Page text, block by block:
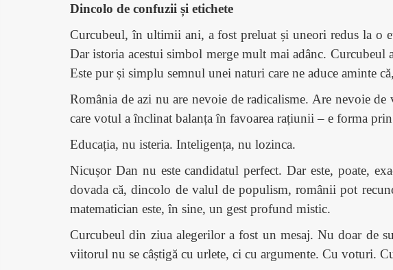
Dincolo de confuzii și etichete
Curcubeul, în ultimii ani, a fost preluat și uneori redus la o
Dar istoria acestui simbol merge mult mai adânc.
Este pur și simplu semnul unei naturi care ne aduce aminte
România de azi nu are nevoie de radicalisme. Are nevoie
care votul a înclinat balanța în favoarea rațiunii – e forma
Educația, nu isteria. Inteligența, nu lozinca.
Nicușor Dan nu este candidatul perfect. Dar este, poate,
dovada că, dincolo de valul de populism, românii pot
matematician este, în sine, un gest profund mistic.
Curcubeul din ziua alegerilor a fost un mesaj. Nu doar de
viitorul nu se câștigă cu urlete, ci cu argumente. Cu voturi.